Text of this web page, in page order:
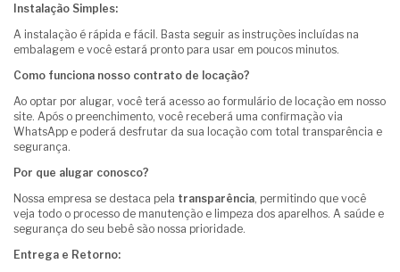
Instalação Simples:
A instalação é rápida e fácil. Basta seguir as instruções incluídas na
embalagem e você estará pronto para usar em poucos minutos.
Como funciona nosso contrato de locação?
Ao optar por alugar, você terá acesso ao formulário de locação em nosso
site. Após o preenchimento, você receberá uma confirmação via
WhatsApp e poderá desfrutar da sua locação com total transparência e
segurança.
Por que alugar conosco?
Nossa empresa se destaca pela transparência, permitindo que você
veja todo o processo de manutenção e limpeza dos aparelhos. A saúde e
segurança do seu bebê são nossa prioridade.
Entrega e Retorno: